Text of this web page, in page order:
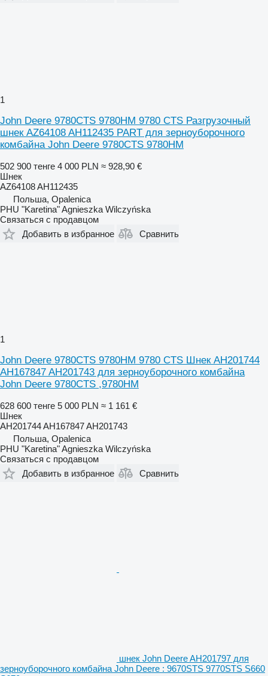
1
John Deere 9780CTS 9780HM 9780 CTS Разгрузочный
шнек AZ64108 AH112435 PART для зерноуборочного
комбайна John Deere 9780CTS 9780HM
502 900 тенге 4 000 PLN ≈ 928,90 €
Шнек
AZ64108 AH112435
Польша, Opalenica
PHU "Karetina" Agnieszka Wilczyńska
Связаться с продавцом
Добавить в избранное
Сравнить
1
John Deere 9780CTS 9780HM 9780 CTS Шнек AH201744
AH167847 AH201743 для зерноуборочного комбайна
John Deere 9780CTS ,9780HM
628 600 тенге 5 000 PLN ≈ 1 161 €
Шнек
AH201744 AH167847 AH201743
Польша, Opalenica
PHU "Karetina" Agnieszka Wilczyńska
Связаться с продавцом
Добавить в избранное
Сравнить
шнек John Deere AH201797 для
зерноуборочного комбайна John Deere : 9670STS 9770STS S660